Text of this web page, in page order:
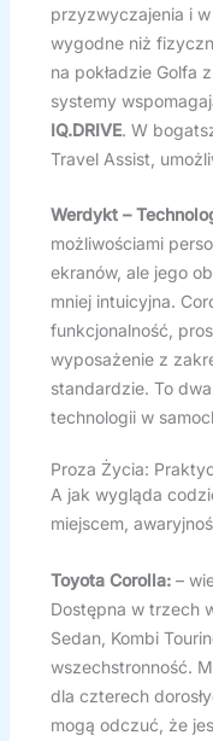
przyzwyczajenia i
wygodne niż
na pokładzie Golfa
systemy
IQ.DRIVE. W
Travel Assist,
Werdykt –
możliwościami
ekranów, ale jego
mniej intuicyjna.
funkcjonalność,
wyposażenie z
standardzie. To
technologii w
Proza Życia:
A jak wygląda
miejscem,
Toyota Corolla:–
Dostępna w trzech
Sedan, Kombi
wszechstronność.
dla czterech
mogą odczuć, że